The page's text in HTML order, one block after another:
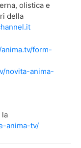
olistica e
della
form-
novita-anima-
la
anima-tv/